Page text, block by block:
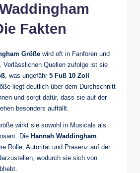
Fakten
Größe wird oft in Fanforen und
Verlässlichen Quellen zufolge ist sie
, was ungefähr 5 Fuß 10 Zoll
liegt deutlich über dem Durchschnitt
und sorgt dafür, dass sie auf der
besonders auffällt.
wirkt sie sowohl in Musicals als
Die Hannah Waddingham
Rolle, Autorität und Präsenz auf der
wodurch sie sich von